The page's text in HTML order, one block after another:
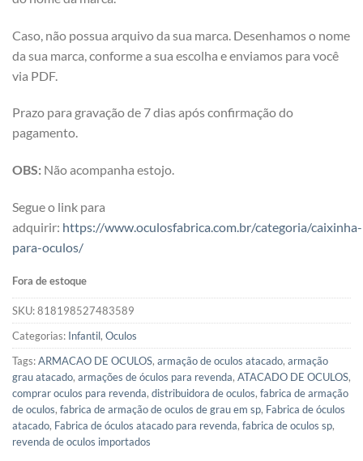
Caso, não possua arquivo da sua marca. Desenhamos o nome
da sua marca, conforme a sua escolha e enviamos para você
via PDF.
Prazo para gravação de 7 dias após confirmação do
pagamento.
OBS: Não acompanha estojo.
Segue o link para
adquirir: https://www.oculosfabrica.com.br/categoria/caixinha-
para-oculos/
Fora de estoque
SKU:818198527483589
Categorias: Infantil, Oculos
Tags:ARMACAO DE OCULOS, armação de oculos atacado, armação
grau atacado, armações de óculos para revenda, ATACADO DE OCULOS,
comprar oculos para revenda, distribuidora de oculos, fabrica de armação
de oculos, fabrica de armação de oculos de grau em sp, Fabrica de óculos
atacado, Fabrica de óculos atacado para revenda, fabrica de oculos sp,
revenda de oculos importados